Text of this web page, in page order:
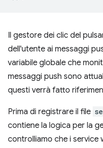
Il gestore dei clic del
dell'utente ai messaggi
variabile globale che
messaggi push sono
questi verrà fatto
Prima di registrare il file
contiene la logica per la
controlliamo che i service